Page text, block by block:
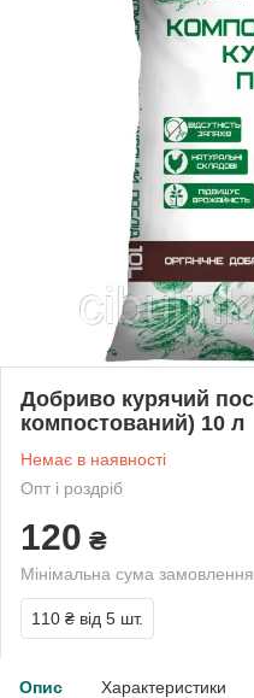
Добриво курячий
компостований) 10 л
Немає в наявності
Опт і роздріб
120 ₴
Мінімальна сума
110 ₴ від 5 шт.
Опис Характеристики